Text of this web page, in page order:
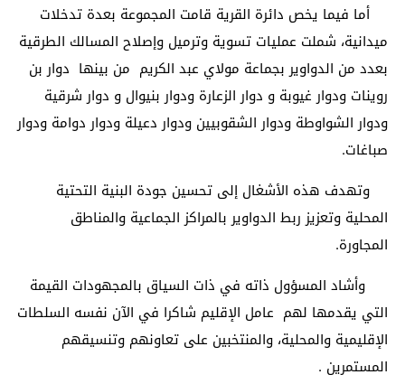
أما فيما يخص دائرة القرية قامت المجموعة بعدة تدخلات
ميدانية، شملت عمليات تسوية وترميل وإصلاح المسالك الطرقية
بعدد من الدواوير بجماعة مولاي عبد الكريم من بينها دوار بن
روينات ودوار غيوبة و دوار الزعارة ودوار بنيوال و دوار شرقية
ودوار الشواوطة ودوار الشقوبيين ودوار دعيلة ودوار دوامة ودوار
صباغات.
وتهدف هذه الأشغال إلى تحسين جودة البنية التحتية
المحلية وتعزيز ربط الدواوير بالمراكز الجماعية والمناطق
المجاورة.
وأشاد المسؤول ذاته في ذات السياق بالمجهودات القيمة
التي يقدمها لهم عامل الإقليم شاكرا في الآن نفسه السلطات
الإقليمية والمحلية، والمنتخبين على تعاونهم وتنسيقهم
المستمرين .